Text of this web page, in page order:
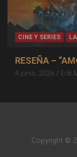
CINE Y SERIES
RESEÑA –
4 junio, 2026 Erik
Copyright ©